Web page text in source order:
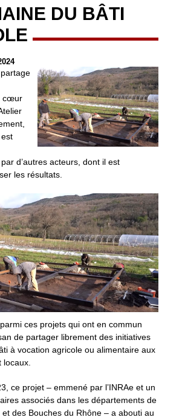
DU BÂTI
cœur
d’autres acteurs, dont il est
les résultats.
ces projets qui ont en commun
de partager librement des initiatives
à vocation agricole ou alimentaire aux
locaux.
ce projet – emmené par l’INRAe et un
associés dans les départements de
et des Bouches du Rhône – a abouti au